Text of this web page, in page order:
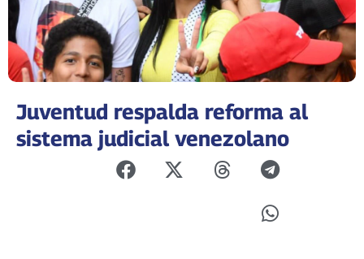
Juventud respalda reforma al
sistema judicial venezolano